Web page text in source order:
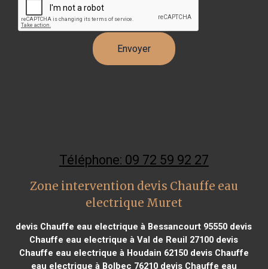
Téléphone: 09 72 59 92 27
Zone intervention devis Chauffe eau
electrique Muret
devis Chauffe eau electrique à Bessancourt 95550 devis
Chauffe eau electrique à Val de Reuil 27100 devis
Chauffe eau electrique à Houdain 62150devis Chauffe
eau electrique à Bolbec 76210devis Chauffe eau